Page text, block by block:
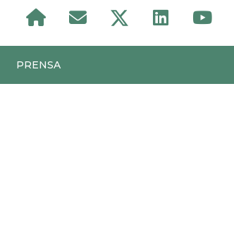
PRENSA